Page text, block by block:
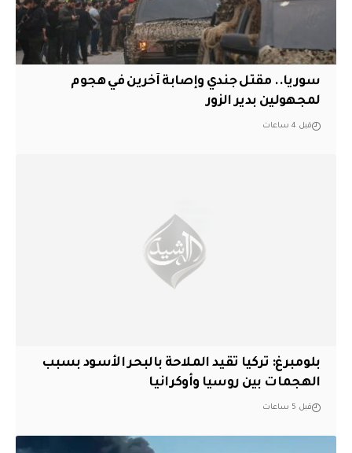
سوريا.. مقتل جندي وإصابة آخرين في هجوم
لمجهولين بدير الزور
قبل 4 ساعات
بلومبرغ: تركيا تقيد الملاحة بالبحر الأسود بسبب
الهجمات بين روسيا وأوكرانيا
قبل 5 ساعات